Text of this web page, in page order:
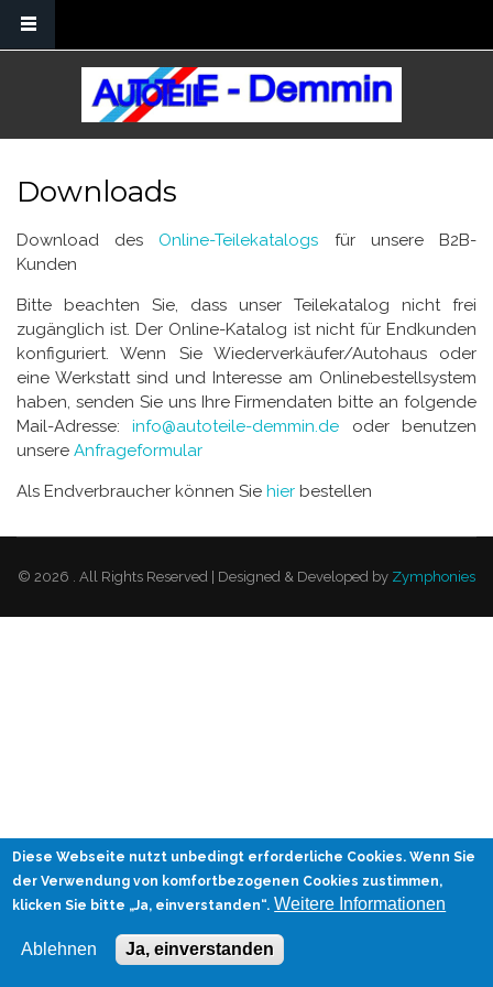
Direkt zum Inhalt
Downloads
Download des Online-Teilekatalogs für unsere B2B-
Kunden
Bitte beachten Sie, dass unser Teilekatalog nicht frei
zugänglich ist. Der Online-Katalog ist nicht für Endkunden
konfiguriert. Wenn Sie Wiederverkäufer/Autohaus oder
eine Werkstatt sind und Interesse am Onlinebestellsystem
haben, senden Sie uns Ihre Firmendaten bitte an folgende
Mail-Adresse:info@autoteile-demmin.de oder benutzen
unsere Anfrageformular
Als Endverbraucher können Sie hier bestellen
© 2026 . All Rights Reserved | Designed & Developed by Zymphonies
Diese Webseite nutzt unbedingt erforderliche Cookies. Wenn Sie
der Verwendung von komfortbezogenen Cookies zustimmen,
klicken Sie bitte „Ja, einverstanden“. Weitere Informationen
Ablehnen Ja, einverstanden